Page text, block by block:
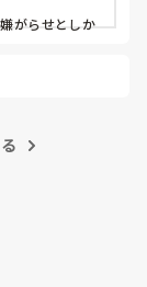
がらせとしか